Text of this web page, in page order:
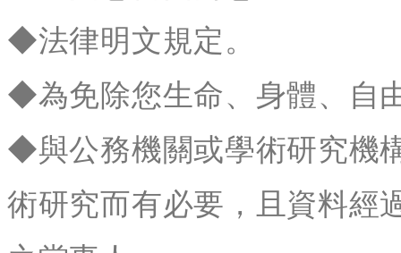
◆法律明文規定。
◆為免除您生命、身體、自
◆與公務機關或學術研究機
術研究而有必要，且資料經